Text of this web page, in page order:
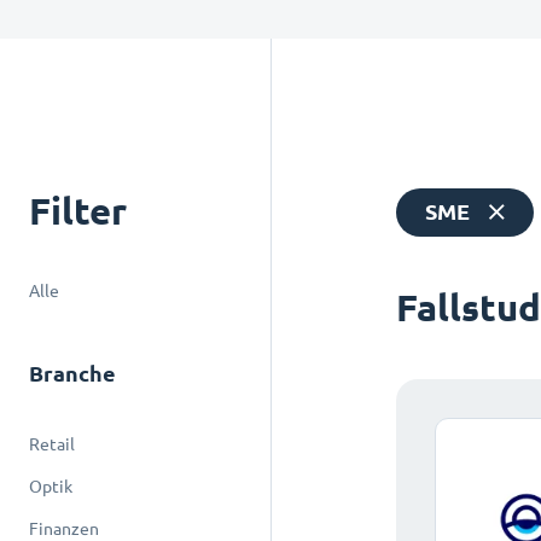
Filter
Alle
Branche
Retail
Optik
Finanzen
SME